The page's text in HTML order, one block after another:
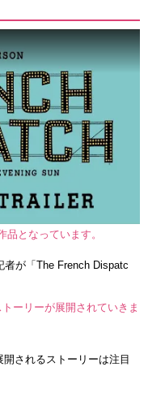
品となっています。
者が「The French Dispatc
ーリーが展開されていきま
されるストーリーは注目